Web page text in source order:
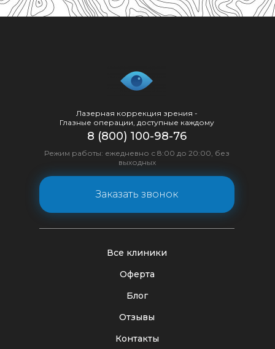
Лазерная коррекция зрения -
Глазные операции, доступные каждому
Оферта
Блог
Все клиники
Отзывы
Контакты
8 (800) 100-98-76
Режим работы: ежедневно с 8:00 до 20:00, без
выходных
Заказать звонок